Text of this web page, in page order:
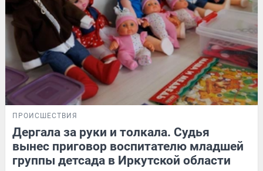
ПРОИСШЕСТВИЯ
Дергала за руки и толкала. Судья
вынес приговор воспитателю младшей
группы детсада в Иркутской области